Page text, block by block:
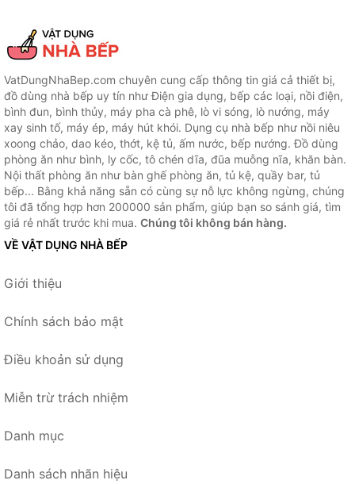
VatDungNhaBep.com chuyên cung cấp thông tin giá cả thiết bị,
đồ dùng nhà bếp uy tín như Điện gia dụng, bếp các loại, nồi điện,
bình đun, bình thủy, máy pha cà phê, lò vi sóng, lò nướng, máy
xay sinh tố, máy ép, máy hút khói. Dụng cụ nhà bếp như nồi niêu
xoong chảo, dao kéo, thớt, kệ tủ, ấm nước, bếp nướng. Đồ dùng
phòng ăn như bình, ly cốc, tô chén dĩa, đũa muỗng nĩa, khăn bàn.
Nội thất phòng ăn như bàn ghế phòng ăn, tủ kệ, quầy bar, tủ
bếp... Bằng khả năng sẵn có cùng sự nỗ lực không ngừng, chúng
tôi đã tổng hợp hơn 200000 sản phẩm, giúp bạn so sánh giá, tìm
giá rẻ nhất trước khi mua. Chúng tôi không bán hàng.
VỀ VẬT DỤNG NHÀ BẾP
Giới thiệu
Chính sách bảo mật
Điều khoản sử dụng
Miễn trừ trách nhiệm
Danh mục
Danh sách nhãn hiệu